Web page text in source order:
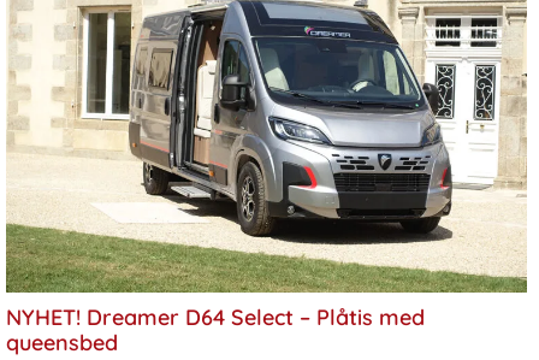
NYHET! Dreamer D64 Select – Plåtis med
queensbed